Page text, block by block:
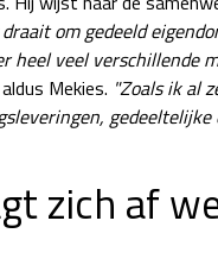
om gedeeld
heel veel verschillende
aldus Mekies. "Zoals ik al
zich af